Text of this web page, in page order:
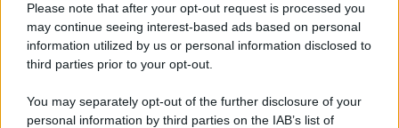
Please note that after your opt-out request is processed you
may continue seeing interest-based ads based on personal
information utilized by us or personal information disclosed to
third parties prior to your opt-out.
You may separately opt-out of the further disclosure of your
personal information by third parties on the IAB’s list of
APPENA PUBBLICATI
Il mare è davvero più pulito alle 8 o alle 18? Ecco quando
Come pulire le foglie delle piante da appartamento dalla